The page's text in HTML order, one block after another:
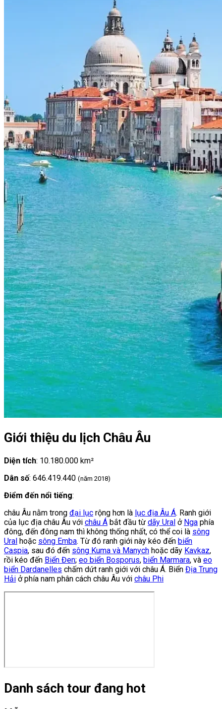
Giới thiệu du lịch Châu Âu
Diện tích: 10.180.000 km²
Dân số: 646.419.440 (năm 2018)
Điểm đến nổi tiếng:
châu Âu nằm trong đại lục rộng hơn là lục địa Âu Á. Ranh giới
của lục địa châu Âu với châu Á bắt đầu từ dãy Ural ở Nga phía
đông, đến đông nam thì không thống nhất, có thể coi là sông
Ural hoặc sông Emba. Từ đó ranh giới này kéo đến biển
Caspia, sau đó đến sông Kuma và Manych hoặc dãy Kavkaz,
rồi kéo đến Biển Đen; eo biển Bosporus, biển Marmara, và eo
biển Dardanelles chấm dứt ranh giới với châu Á. Biển Địa Trung
Hải ở phía nam phân cách châu Âu với châu Phi
Danh sách tour đang hot